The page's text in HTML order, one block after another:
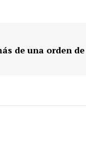
de una orden de